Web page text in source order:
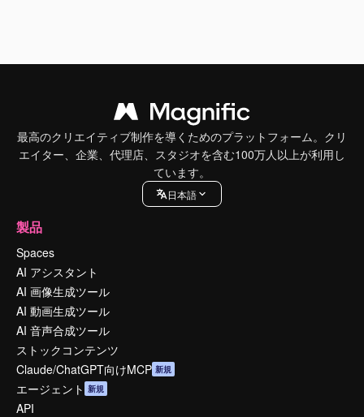
最高のクリエイティブ制作を導くためのプラットフォーム。クリ
エイター、企業、代理店、スタジオを含む100万人以上が利用し
ています。
日本語
製品
Spaces
AI アシスタント
AI 画像生成ツール
AI 動画生成ツール
AI 音声合成ツール
ストックコンテンツ
Claude/ChatGPT向けMCP 新規
エージェント 新規
API